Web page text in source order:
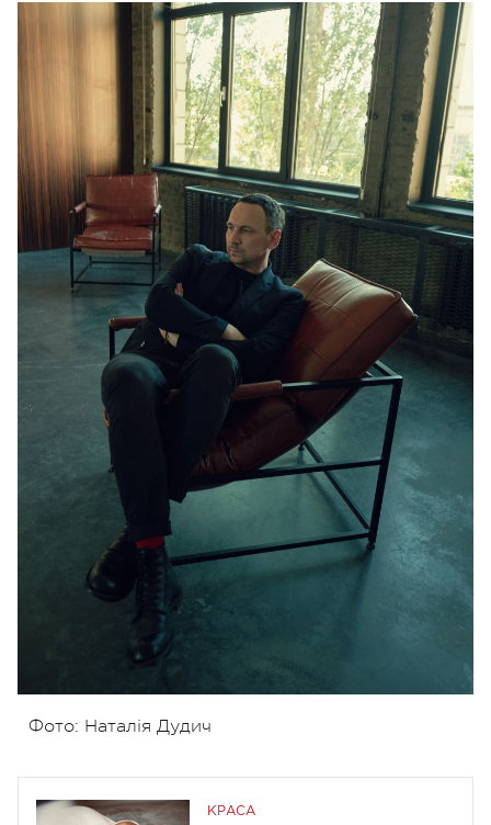
Фото: Наталія Дудич
КРАСА